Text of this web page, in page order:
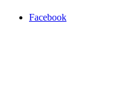
Facebook